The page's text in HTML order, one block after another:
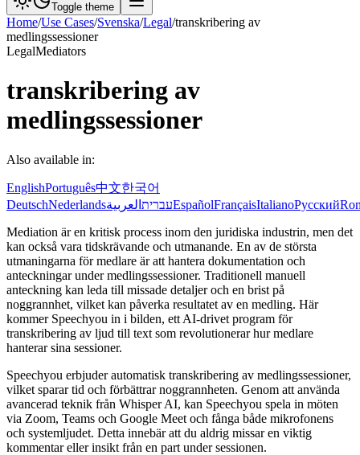
Toggle theme
Home/Use Cases/Svenska/Legal/transkribering av
medlingssessioner
LegalMediators
transkribering av
medlingssessioner
Also available in:
EnglishPortuguês中文한국어
DeutschNederlands עברית العربية EspañolFrançaisItalianoРусский
Mediation är en kritisk process inom den juridiska industrin, men det
kan också vara tidskrävande och utmanande. En av de största
utmaningarna för medlare är att hantera dokumentation och
anteckningar under medlingssessioner. Traditionell manuell
anteckning kan leda till missade detaljer och en brist på
noggrannhet, vilket kan påverka resultatet av en medling. Här
kommer Speechyou in i bilden, ett AI-drivet program för
transkribering av ljud till text som revolutionerar hur medlare
hanterar sina sessioner.
Speechyou erbjuder automatisk transkribering av medlingssessioner,
vilket sparar tid och förbättrar noggrannheten. Genom att använda
avancerad teknik från Whisper AI, kan Speechyou spela in möten
via Zoom, Teams och Google Meet och fånga både mikrofonens
och systemljudet. Detta innebär att du aldrig missar en viktig
kommentar eller insikt från en part under sessionen.